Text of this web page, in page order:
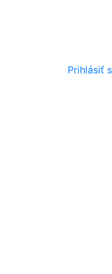
Prihlásiť